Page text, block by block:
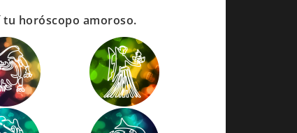
tu horóscopo amoroso.